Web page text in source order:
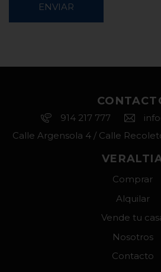
ENVIAR
914 217 777
Calle Argensola 4 / Calle
Comprar
Alquilar
Vende tu
Nosotros
Contacto